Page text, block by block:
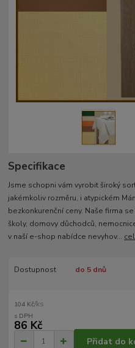
Specifikace
Jsme schopni vám vyrobit široký
jakémkoliv rozměru, i atypickém
bezkonkurenční ceny. Naše firma
školy, domovy důchodců,
v naší e-shop nabídce nevyhov...
Dostupnost do 5 dnů
104 Kč/ks
86 Kč
Přidat do